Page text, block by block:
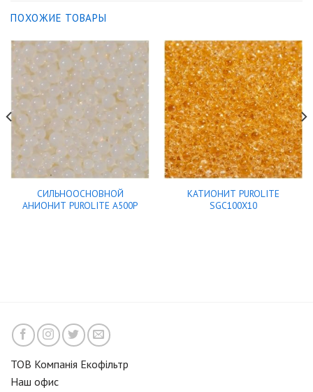
ПОХОЖИЕ ТОВАРЫ
СИЛЬНООСНОВНОЙ
АНИОНИТ PUROLITE A500P
КАТИОНИТ PUROLITE
SGC100X10
ТОВ Компанія Екофільтр
Наш офис